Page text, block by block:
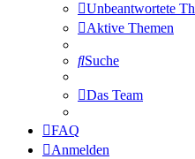
Unbeantwortete
Aktive Themen
Suche
Das Team
FAQ
Anmelden